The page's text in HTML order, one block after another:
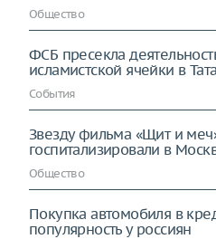
Общество
ФСБ пресекла
исламистской ячейки в
События
Звезду фильма «Щит и
госпитализировали в
Общество
Покупка автомобиля в
популярность у россиян